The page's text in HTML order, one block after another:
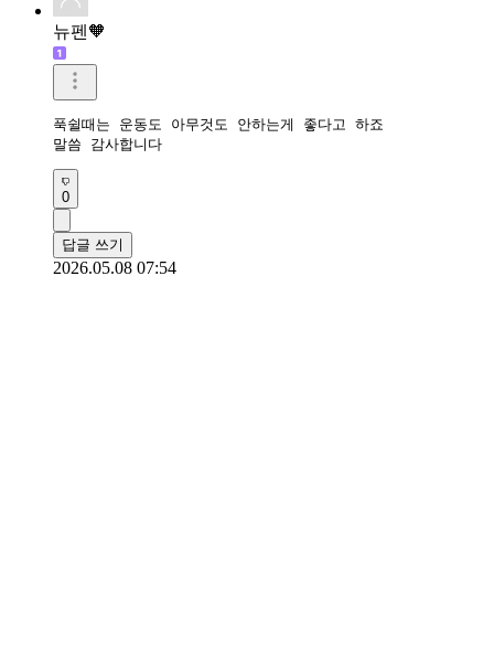
뉴펜🧡
푹쉴때는 운동도 아무것도 안하는게 좋다고 하죠
말씀 감사합니다
0
답글 쓰기
2026.05.08 07:54